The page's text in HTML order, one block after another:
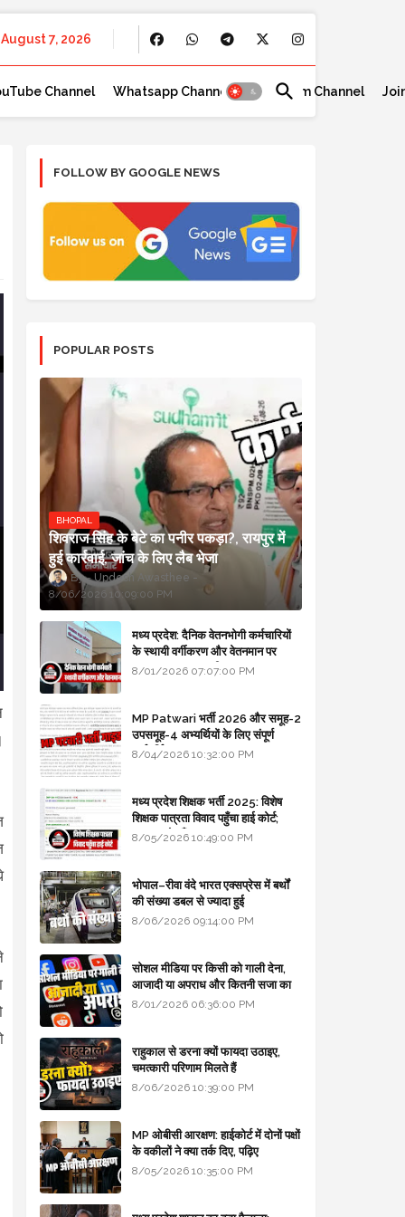
August 7, 2026
Channel Whatsapp Channel Telegram Channel
FOLLOW BY GOOGLE NEWS
POPULAR POSTS
BHOPAL
शिवराज सिंह के बेटे का पनीर पकड़ा?, रायपुर में
हुई कार्रवाई, जांच के लिए लैब भेजा
Updesh Awasthee
8/06/2026 10:09:00 PM
मध्य प्रदेश: दैनिक वेतनभोगी कर्मचारियों
के स्थायी वर्गीकरण और वेतनमान पर
सरकार का बड़ा स्पष्टीकरण
8/01/2026 07:07:00 PM
MP Patwari भर्ती 2026 और समूह-2
उपसमूह-4 अभ्यर्थियों के लिए संपूर्ण
मार्गदर्शिका
8/04/2026 10:32:00 PM
मध्य प्रदेश शिक्षक भर्ती 2025: विशेष
शिक्षक पात्रता विवाद पहुँचा हाई कोर्ट;
सरकार से माँगा जवाब
8/05/2026 10:49:00 PM
भोपाल–रीवा वंदे भारत एक्सप्रेस में बर्थों
की संख्या डबल से ज्यादा हुई
8/06/2026 09:14:00 PM
सोशल मीडिया पर किसी को गाली देना,
आजादी या अपराध और कितनी सजा का
प्रावधान - free legal advice
8/01/2026 06:36:00 PM
राहुकाल से डरना क्यों फायदा उठाइए,
चमत्कारी परिणाम मिलते हैं
8/06/2026 10:39:00 PM
MP ओबीसी आरक्षण: हाईकोर्ट में दोनों पक्षों
के वकीलों ने क्या तर्क दिए, पढ़िए
8/05/2026 10:35:00 PM